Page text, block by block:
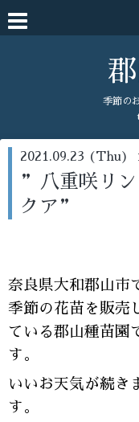
季節の
2021.09.23 (Thu)
”八重咲リ
クア”
奈良県大和郡山市
季節の花苗を販売
ている郡山種苗園
す。
いいお天気が続き
す。